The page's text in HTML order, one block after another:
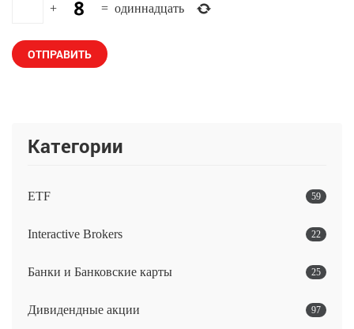
+ = одиннадцать
Категории
ETF 59
Interactive Brokers 22
Банки и Банковские карты 25
Дивидендные акции 97